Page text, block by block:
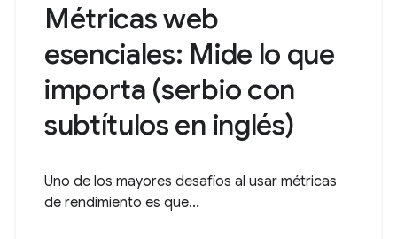
Métricas web
esenciales: Mide lo que
importa (serbio con
subtítulos en inglés)
Uno de los mayores desafíos al usar métricas
de rendimiento es que...